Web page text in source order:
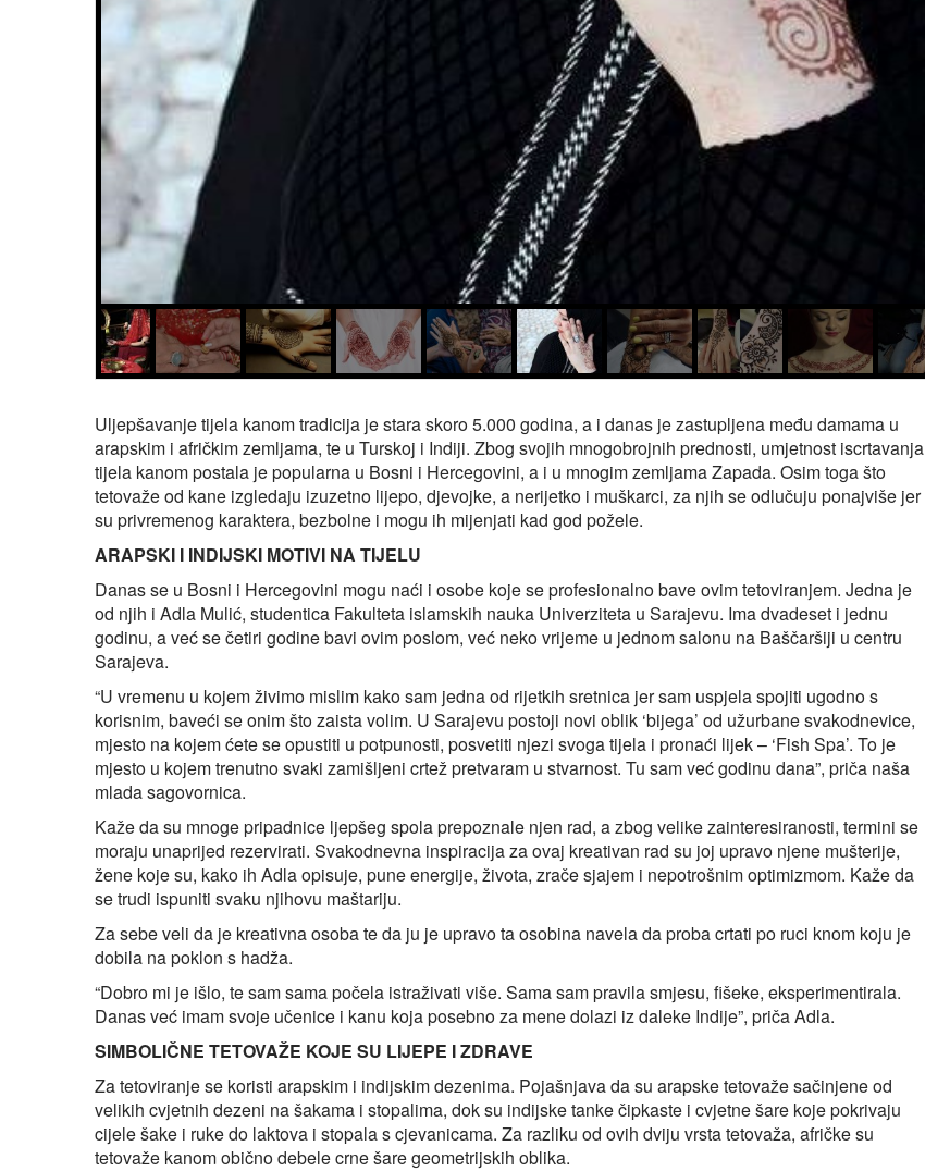
Uljepšavanje tijela kanom tradicija je stara skoro 5.000 godina, a i danas je zastupljena među damama u
arapskim i afričkim zemljama, te u Turskoj i Indiji. Zbog svojih mnogobrojnih prednosti, umjetnost iscrtavanja
tijela kanom postala je popularna u Bosni i Hercegovini, a i u mnogim zemljama Zapada. Osim toga što
tetovaže od kane izgledaju izuzetno lijepo, djevojke, a nerijetko i muškarci, za njih se odlučuju ponajviše jer
su privremenog karaktera, bezbolne i mogu ih mijenjati kad god požele.
ARAPSKI I INDIJSKI MOTIVI NA TIJELU
Danas se u Bosni i Hercegovini mogu naći i osobe koje se profesionalno bave ovim tetoviranjem. Jedna je
od njih i Adla Mulić, studentica Fakulteta islamskih nauka Univerziteta u Sarajevu. Ima dvadeset i jednu
godinu, a već se četiri godine bavi ovim poslom, već neko vrijeme u jednom salonu na Baščaršiji u centru
Sarajeva.
“U vremenu u kojem živimo mislim kako sam jedna od rijetkih sretnica jer sam uspjela spojiti ugodno s
korisnim, baveći se onim što zaista volim. U Sarajevu postoji novi oblik ‘bijega’ od užurbane svakodnevice,
mjesto na kojem ćete se opustiti u potpunosti, posvetiti njezi svoga tijela i pronaći lijek – ‘Fish Spa’. To je
mjesto u kojem trenutno svaki zamišljeni crtež pretvaram u stvarnost. Tu sam već godinu dana”, priča naša
mlada sagovornica.
Kaže da su mnoge pripadnice ljepšeg spola prepoznale njen rad, a zbog velike zainteresiranosti, termini se
moraju unaprijed rezervirati. Svakodnevna inspiracija za ovaj kreativan rad su joj upravo njene mušterije,
žene koje su, kako ih Adla opisuje, pune energije, života, zrače sjajem i nepotrošnim optimizmom. Kaže da
se trudi ispuniti svaku njihovu maštariju.
Za sebe veli da je kreativna osoba te da ju je upravo ta osobina navela da proba crtati po ruci knom koju je
dobila na poklon s hadža.
“Dobro mi je išlo, te sam sama počela istraživati više. Sama sam pravila smjesu, fišeke, eksperimentirala.
Danas već imam svoje učenice i kanu koja posebno za mene dolazi iz daleke Indije”, priča Adla.
SIMBOLIČNE TETOVAŽE KOJE SU LIJEPE I ZDRAVE
Za tetoviranje se koristi arapskim i indijskim dezenima. Pojašnjava da su arapske tetovaže sačinjene od
velikih cvjetnih dezeni na šakama i stopalima, dok su indijske tanke čipkaste i cvjetne šare koje pokrivaju
cijele šake i ruke do laktova i stopala s cjevanicama. Za razliku od ovih dviju vrsta tetovaža, afričke su
tetovaže kanom obično debele crne šare geometrijskih oblika.